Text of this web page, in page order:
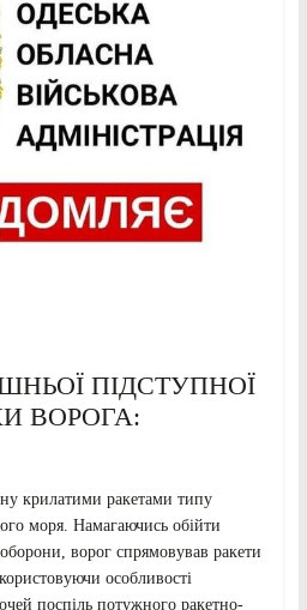
ПІДСТУПНОЇ
ВОРОГА:
крилатими ракетами типу
моря. Намагаючись обійти
ворог спрямовував ракети
особливості
поспіль потужного ракетно-